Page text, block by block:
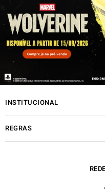
INSTITUCIONAL
REGRAS